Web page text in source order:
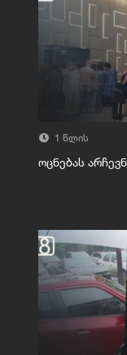
1 წლის
ოცნებას